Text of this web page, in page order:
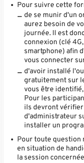
Pour suivre cette
de se munir d'un
aurez besoin de
journée. Il est
connexion (clé
smartphone) afin
vous connecter
d'avoir installé
gratuitement sur
vous être
Pour les
ils devront
d'administrateur
installer un
Pour toute question
en situation de
la session